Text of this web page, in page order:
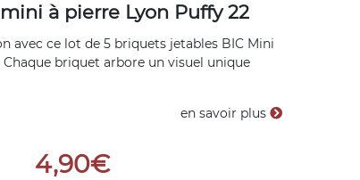
à pierre Lyon Puffy 22
avec ce lot de 5 briquets jetables BIC Mini
Chaque briquet arbore un visuel unique
en savoir plus
4,90€